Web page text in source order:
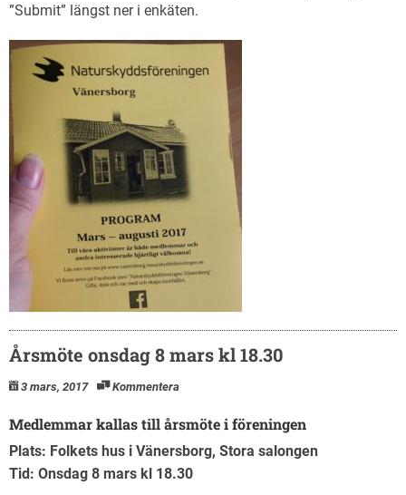
”Submit” längst ner i enkäten.
Årsmöte onsdag 8 mars kl 18.30
3 mars, 2017 Kommentera
Medlemmar kallas till årsmöte i föreningen
Plats: Folkets hus i Vänersborg, Stora salongen
Tid: Onsdag 8 mars kl 18.30